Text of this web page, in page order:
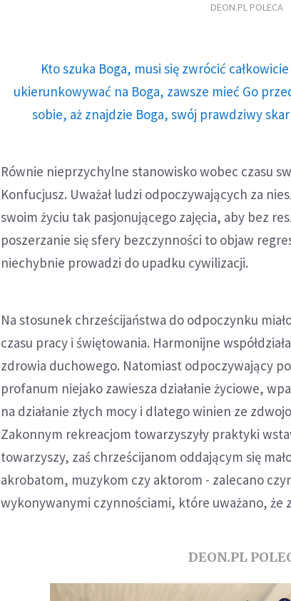
DEON.PL POLECA
Kto szuka Boga, musi się zwrócić
ukierunkowywać na Boga, zawsze mieć Go
sobie, aż znajdzie Boga, swój prawdziwy
Równie nieprzychylne stanowisko wobec czasu
Konfucjusz. Uważał ludzi odpoczywających za
swoim życiu tak pasjonującego zajęcia, aby bez
poszerzanie się sfery bezczynności to objaw
niechybnie prowadzi do upadku cywilizacji.
Na stosunek chrześcijaństwa do odpoczynku
czasu pracy i świętowania. Harmonijne
zdrowia duchowego. Natomiast odpoczywający
profanum niejako zawiesza działanie życiowe,
na działanie złych mocy i dlatego winien ze
Zakonnym rekreacjom towarzyszyły praktyki
towarzyszy, zaś chrześcijanom oddającym się
akrobatom, muzykom czy aktorom - zalecano
wykonywanymi czynnościami, które uważano, że
DEON.PL